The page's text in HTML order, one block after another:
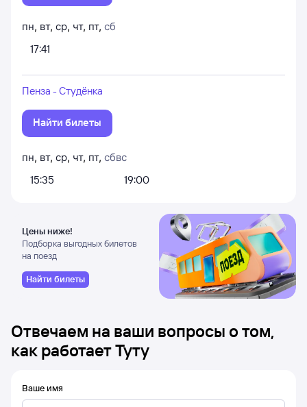
пн, вт, ср, чт, пт, сб
17:41
Пенза - Студёнка
Найти билеты
пн, вт, ср, чт, пт, сб
15:35
вс
19:00
Цены ниже!
Подборка выгодных билетов
на поезд
Найти билеты
Отвечаем на ваши вопросы о том,
как работает Туту
Ваше имя